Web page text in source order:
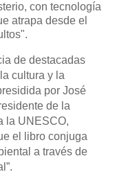
con tecnología
atrapa desde el
de destacadas
cultura y la
por José
de la
la UNESCO,
el libro conjuga
a través de